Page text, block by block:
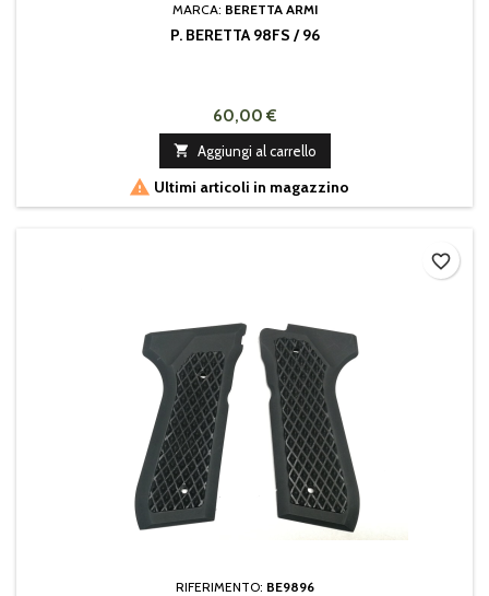
MARCA: BERETTA ARMI
P. BERETTA 98FS / 96
60,00 €
 Aggiungi al carrello
 Ultimi articoli in magazzino
RIFERIMENTO: BE9896
favorite_border